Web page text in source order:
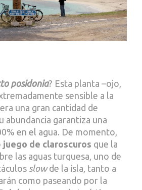
posidonia? Esta planta –ojo,
sensible a la
una gran cantidad de
abundancia garantiza una
en el agua. De momento,
juego de claroscuros que la
las aguas turquesa, uno de
slowde la isla, tanto a
como paseando por la